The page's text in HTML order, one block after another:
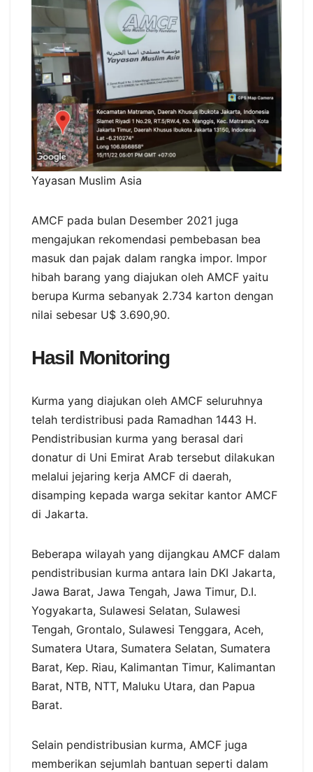
Yayasan Muslim Asia
AMCF pada bulan Desember 2021 juga
mengajukan rekomendasi pembebasan bea
masuk dan pajak dalam rangka impor. Impor
hibah barang yang diajukan oleh AMCF yaitu
berupa Kurma sebanyak 2.734 karton dengan
nilai sebesar U$ 3.690,90.
Hasil Monitoring
Kurma yang diajukan oleh AMCF seluruhnya
telah terdistribusi pada Ramadhan 1443 H.
Pendistribusian kurma yang berasal dari
donatur di Uni Emirat Arab tersebut dilakukan
melalui jejaring kerja AMCF di daerah,
disamping kepada warga sekitar kantor AMCF
di Jakarta.
Beberapa wilayah yang dijangkau AMCF dalam
pendistribusian kurma antara lain DKI Jakarta,
Jawa Barat, Jawa Tengah, Jawa Timur, D.I.
Yogyakarta, Sulawesi Selatan, Sulawesi
Tengah, Grontalo, Sulawesi Tenggara, Aceh,
Sumatera Utara, Sumatera Selatan, Sumatera
Barat, Kep. Riau, Kalimantan Timur, Kalimantan
Barat, NTB, NTT, Maluku Utara, dan Papua
Barat.
Selain pendistribusian kurma, AMCF juga
memberikan sejumlah bantuan seperti dalam